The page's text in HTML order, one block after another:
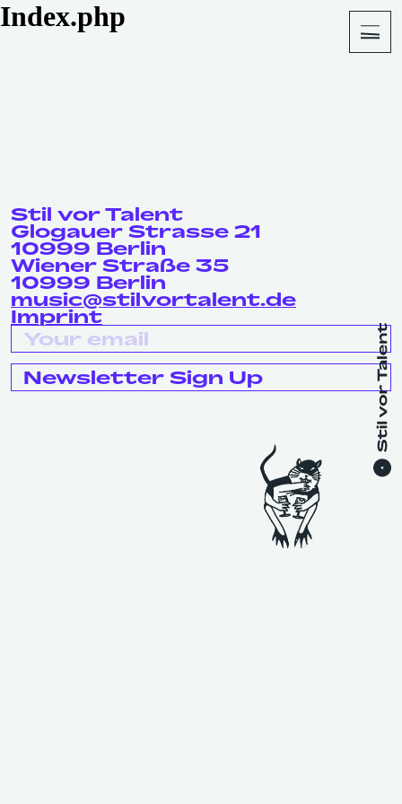
About
Index.php
Stil vor Talent
Glogauer Strasse 21
10999 Berlin
Wiener Straße 35
10999 Berlin
music@stilvortalent.de
Imprint